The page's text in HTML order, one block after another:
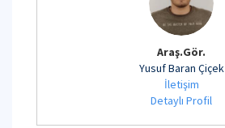
Araş.Gör.
Yusuf Baran Çiçek
İletişim
Detaylı Profil